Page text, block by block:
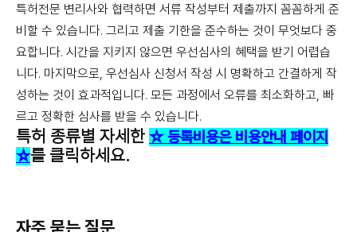
특허전문 변리사와 협력하면 서류 작성부터 제출까지 꼼꼼하게 준
비할 수 있습니다. 그리고 제출 기한을 준수하는 것이 무엇보다 중
요합니다. 시간을 지키지 않으면 우선심사의 혜택을 받기 어렵습
니다. 마지막으로, 우선심사 신청서 작성 시 명확하고 간결하게 작
성하는 것이 효과적입니다. 모든 과정에서 오류를 최소화하고, 빠
르고 정확한 심사를 받을 수 있습니다.
특허 종류별 자세한 ☆ 등록비용은 비용안내 페이지
☆를 클릭하세요.
자주 묻는 질문